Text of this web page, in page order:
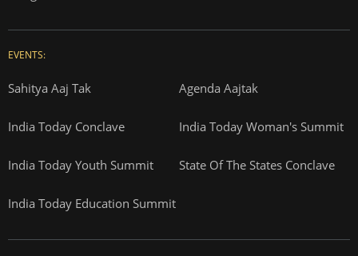
EVENTS:
Sahitya Aaj Tak Agenda Aajtak
India Today Conclave India Today Woman's Summit
India Today Youth Summit State Of The States Conclave
India Today Education Summit